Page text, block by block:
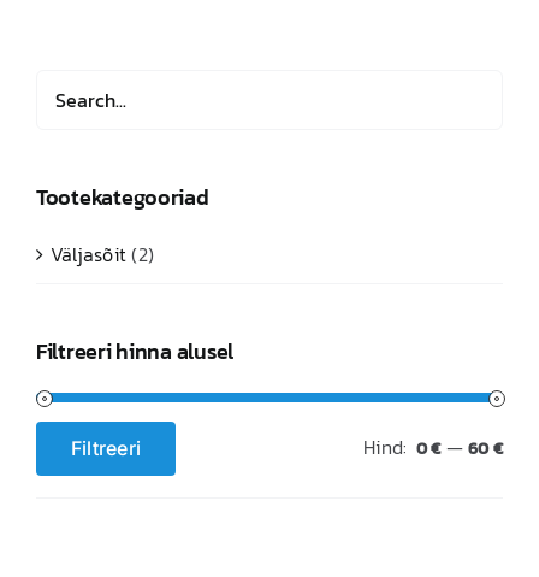
saab
Tootekategooriad
Väljasõit(2)
Filtreeri hinna alusel
Minimaalne
Maksimaalne
Filtreeri Hind: 0 €—60 €